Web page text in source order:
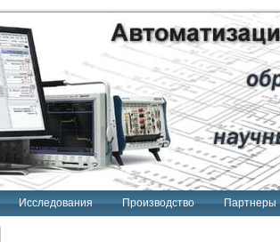
Исследования Производство Партнеры